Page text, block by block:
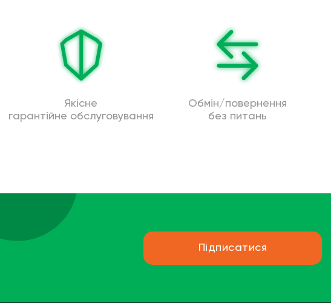
Якісне
гарантійне обслуговування
Обмін/повернення
без питань
Підписатися